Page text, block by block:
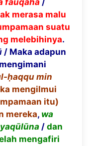
fauqahā/
merasa malu
suatu
melebihinya.
/ Maka adapun
ḥaqqu min
mengilmui
itu)
mereka, wa
ūlūna / dan
mengafiri